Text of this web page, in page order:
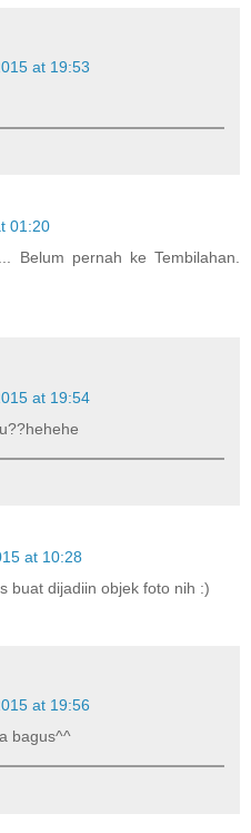
at 19:53
01:20
Belum pernah ke Tembilahan.
at 19:54
at 10:28
buat dijadiin objek foto nih :)
at 19:56
bagus^^